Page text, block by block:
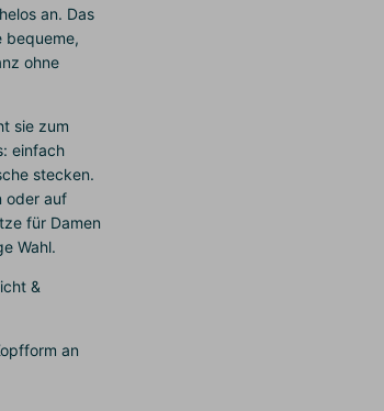
an. Das
bequeme,
ohne
sie zum
einfach
stecken.
oder auf
für Damen
Wahl.
&
an